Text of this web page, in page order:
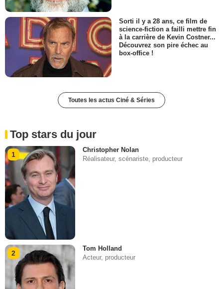
Sorti il y a 28 ans, ce film de
science-fiction a failli mettre fin
à la carrière de Kevin Costner...
Découvrez son pire échec au
box-office !
Toutes les actus Ciné & Séries
Top stars du jour
1
Christopher Nolan
Réalisateur, scénariste, producteur
2
Tom Holland
Acteur, producteur